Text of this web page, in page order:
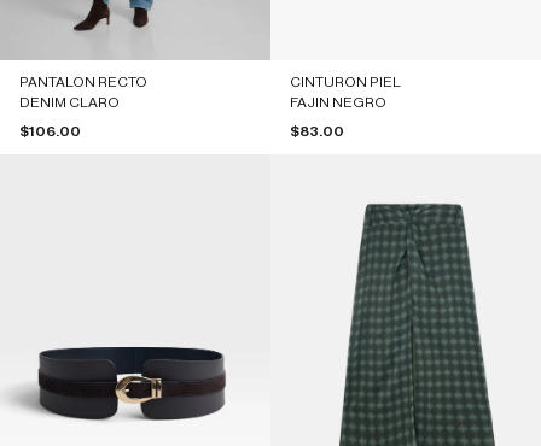
PANTALON RECTO
DENIM CLARO
Precio de oferta
$106.00
CINTURON PIEL
FAJIN NEGRO
Precio de oferta
$83.00